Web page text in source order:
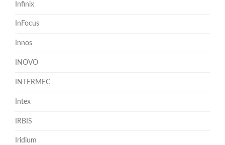
Infinix
InFocus
Innos
INOVO
INTERMEC
Intex
IRBIS
Iridium